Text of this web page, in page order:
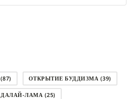
(87) ОТКРЫТИЕ БУДДИЗМА (39)
ДАЛАЙ-ЛАМА (25)